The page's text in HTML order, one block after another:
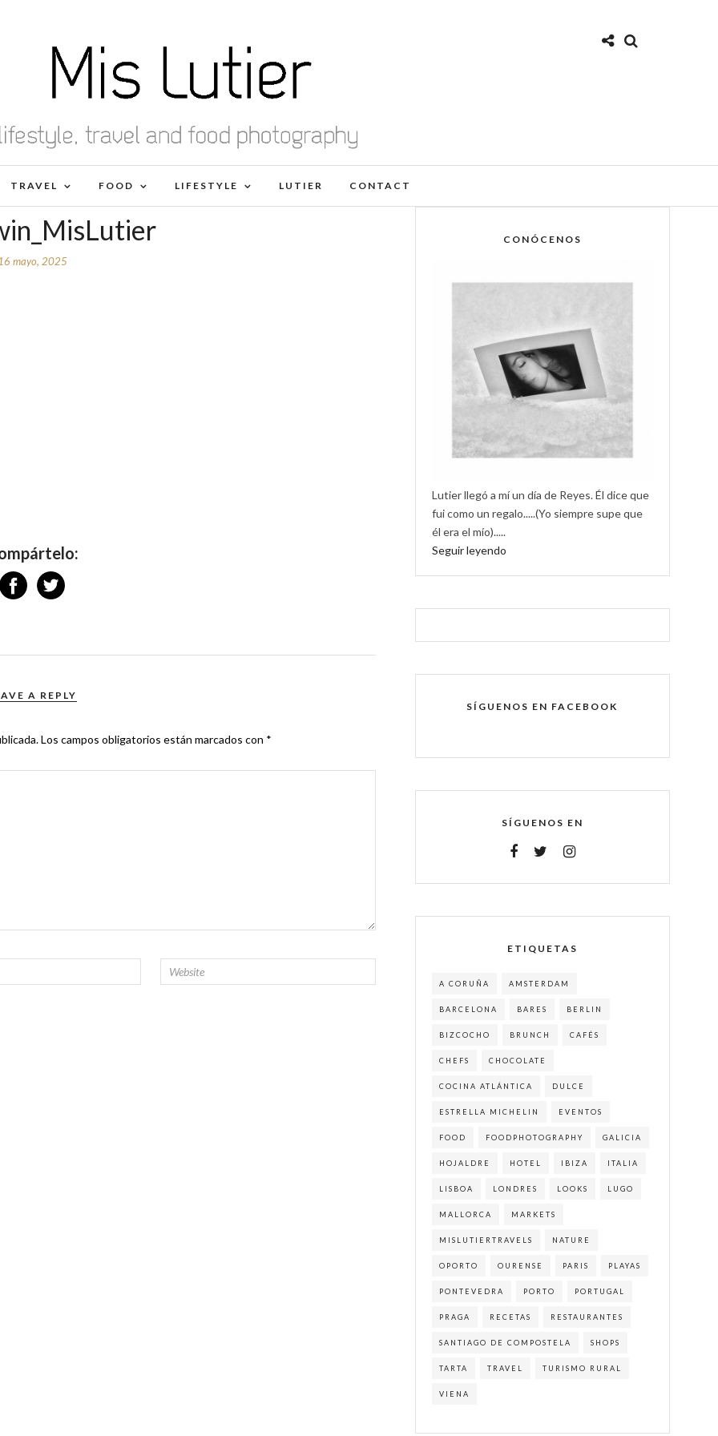
TRAVEL FOOD LIFESTYLE LUTIER CONTACT
mayo, 2025
A REPLY
Los campos obligatorios están marcados con *
CONÓCENOS
Lutier llegó a mí un día de Reyes. Él dice que
fui como un regalo.....(Yo siempre supe que
él era el mío).....
Seguir leyendo
SÍGUENOS EN FACEBOOK
SÍGUENOS EN
ETIQUETAS
A CORUÑA AMSTERDAM
BARCELONA BARES BERLIN
BIZCOCHO BRUNCH CAFÉS
CHEFS CHOCOLATE
COCINA ATLÁNTICA DULCE
ESTRELLA MICHELIN EVENTOS
FOOD FOODPHOTOGRAPHY GALICIA
HOJALDRE HOTEL IBIZA ITALIA
LISBOA LONDRES LOOKS LUGO
MALLORCA MARKETS
MISLUTIERTRAVELS NATURE
OPORTO OURENSE PARIS PLAYAS
PONTEVEDRA PORTO PORTUGAL
PRAGA RECETAS RESTAURANTES
SANTIAGO DE COMPOSTELA SHOPS
TARTA TRAVEL TURISMO RURAL
VIENA